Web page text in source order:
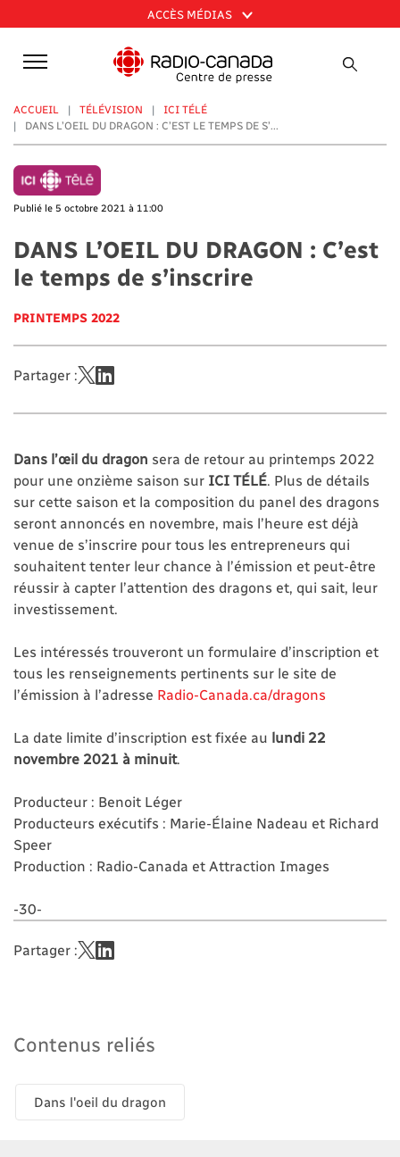
au
contenu
principal
ACCÈS MÉDIAS
ACCUEIL TÉLÉVISION
ICI TÉLÉ
DANS L’OEIL DU DRAGON : C’EST LE TEMPS DE S’...
Publié le 5 octobre 2021 à 11:00
DANS L’OEIL DU DRAGON : C’est
le temps de s’inscrire
PRINTEMPS 2022
Partager :
Dans l’œil du dragon sera de retour au printemps 2022
pour une onzième saison sur ICI TÉLÉ. Plus de détails
sur cette saison et la composition du panel des dragons
seront annoncés en novembre, mais l’heure est déjà
venue de s’inscrire pour tous les entrepreneurs qui
souhaitent tenter leur chance à l’émission et peut-être
réussir à capter l’attention des dragons et, qui sait, leur
investissement.
Les intéressés trouveront un formulaire d’inscription et
tous les renseignements pertinents sur le site de
l’émission à l’adresse Radio-Canada.ca/dragons
La date limite d’inscription est fixée au lundi 22
novembre 2021 à minuit.
Producteur : Benoit Léger
Producteurs exécutifs : Marie-Élaine Nadeau et Richard
Speer
Production : Radio-Canada et Attraction Images
-30-
Partager :
Contenus reliés
Dans l'oeil du dragon